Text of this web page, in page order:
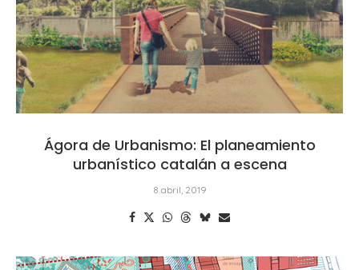
Ágora de Urbanismo: El planeamiento
urbanístico catalán a escena
8 abril, 2019